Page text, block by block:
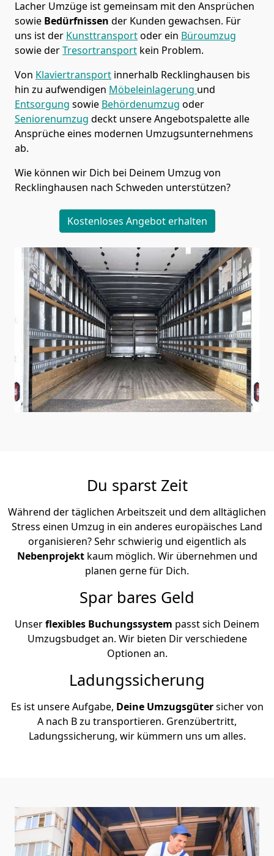
Lacher Umzüge ist gemeinsam mit den Ansprüchen
sowie Bedürfnissen der Kunden gewachsen. Für
uns ist der Kunsttransportoder ein Büroumzug
sowie derTresortransport kein Problem.
Von Klaviertransport innerhalb Recklinghausen bis
hin zu aufwendigen Möbeleinlagerung und
Entsorgung sowie Behördenumzug oder
Seniorenumzug deckt unsere Angebotspalette alle
Ansprüche eines modernen Umzugsunternehmens
ab.
Wie können wir Dich bei Deinem Umzug von
Recklinghausen nach Schweden unterstützen?
Kostenloses Angebot erhalten
Du sparst Zeit
Während der täglichen Arbeitszeit und dem alltäglichen
Stress einen Umzug in ein anderes europäisches Land
organisieren? Sehr schwierig und eigentlich als
Nebenprojekt kaum möglich. Wir übernehmen und
planen gerne für Dich.
Spar bares Geld
Unserflexibles Buchungssystem passt sich Deinem
Umzugsbudget an. Wir bieten Dir verschiedene
Optionen an.
Ladungssicherung
Es ist unsere Aufgabe, Deine Umzugsgütersicher von
A nach B zu transportieren. Grenzübertritt,
Ladungssicherung, wir kümmern uns um alles.